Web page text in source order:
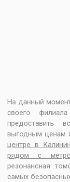
На данный
своего
предоставить
выгодным ценам
центре в
рядом с метро
резонансная
самых